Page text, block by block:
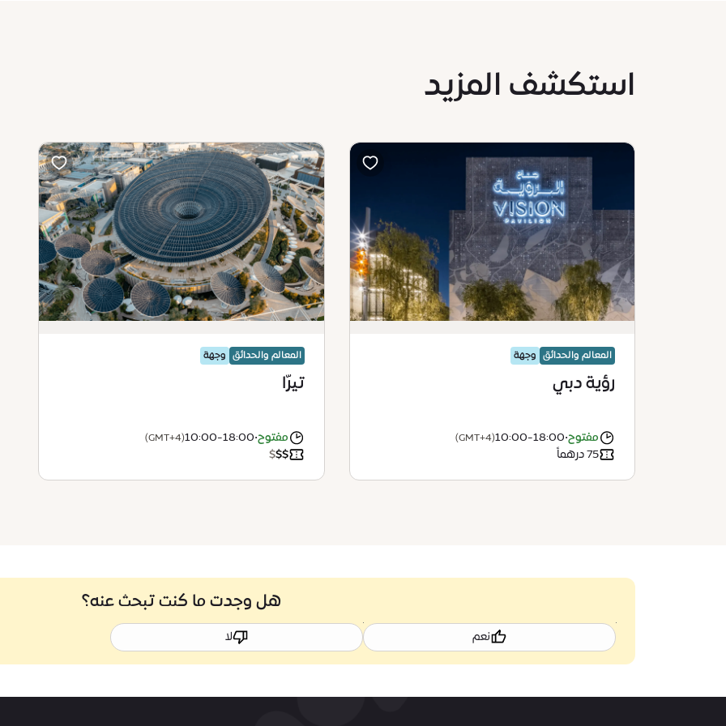
المعالم والحدائق وجهة
رؤية دبي
مفتوح•
10:00-18:00
(GMT+4)
75 درهماً
المعالم والحدائق وجهة
تيرّا
مفتوح•
10:00-18:00
(GMT+4)
$
$
$
استكشف المزيد
هل وجدت ما كنت تبحث عنه؟
نعم لا